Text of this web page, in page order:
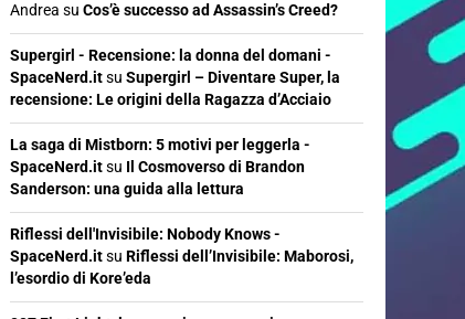
Andrea su Cos’è successo ad Assassin’s Creed?
Supergirl - Recensione: la donna del domani -
SpaceNerd.itsu Supergirl – Diventare Super, la
recensione: Le origini della Ragazza d’Acciaio
La saga di Mistborn: 5 motivi per leggerla -
SpaceNerd.itsu Il Cosmoverso di Brandon
Sanderson: una guida alla lettura
Riflessi dell'Invisibile: Nobody Knows -
SpaceNerd.itsu Riflessi dell’Invisibile: Maborosi,
l’esordio di Kore’eda